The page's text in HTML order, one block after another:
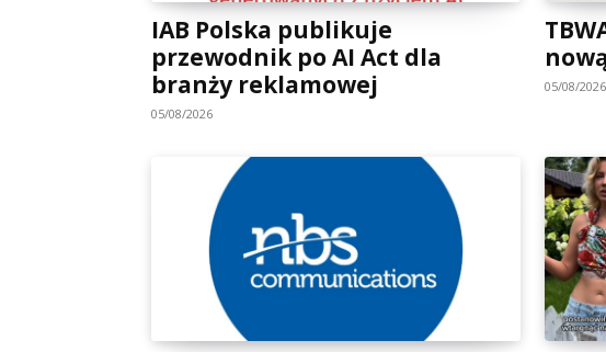
IAB Polska publikuje
przewodnik po AI Act dla
branży reklamowej
05/08/2026
05/08/2026